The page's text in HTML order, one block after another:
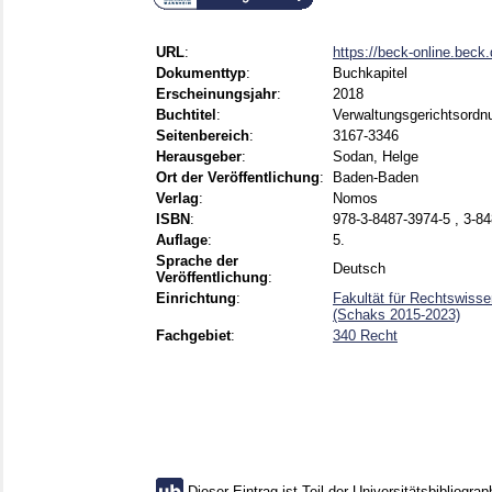
URL:
https://beck-
Dokumenttyp:
Buchkapitel
Erscheinungsjahr:
2018
Buchtitel :
Seitenbereich:
3167-3346
Herausgeber:
Sodan, Helge
Ort der Veröffentlichung:
Baden-Baden
Verlag:
Nomos
ISBN :
978-3-8487-3974-5 , 3-
Auflage:
5.
Sprache der
Veröffentlichung:
Deutsch
Einrichtung:
Fakultät für
(Schaks 2015-2023)
Fachgebiet: 340 Recht